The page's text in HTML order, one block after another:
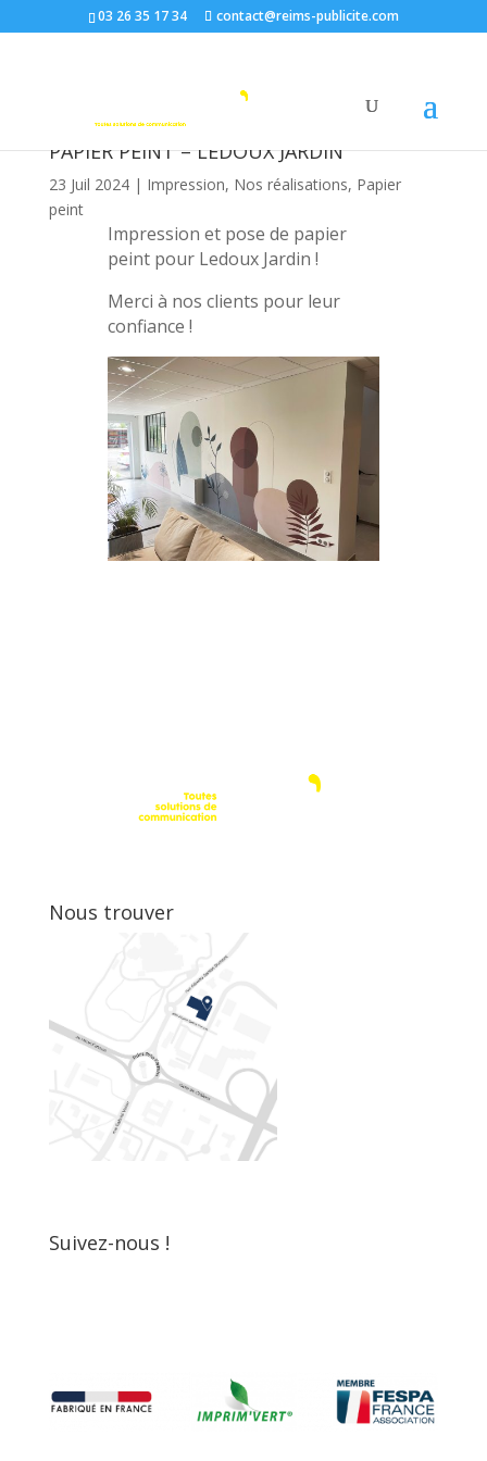
03 26 35 17 34 contact@reims-publicite.com
PAPIER PEINT – LEDOUX JARDIN
23 Juil 2024| Impression, Nos réalisations, Papier
peint
Impression et pose de papier
peint pour Ledoux Jardin !
Merci à nos clients pour leur
confiance !
Nous trouver
Suivez-nous !